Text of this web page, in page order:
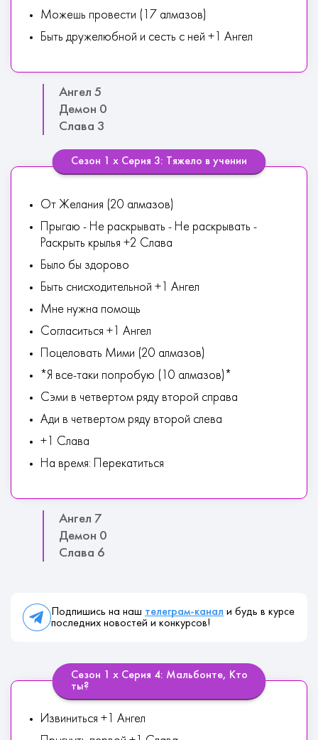
Можешь провести (17 алмазов)
Быть дружелюбной и сесть с ней +1 Ангел
Ангел 5
Демон 0
Слава 3
Сезон 1 х Серия 3: Тяжело в учении
От Желания (20 алмазов)
Прыгаю - Не раскрывать - Не раскрывать -
Раскрыть крылья +2 Слава
Было бы здорово
Быть снисходительной +1 Ангел
Мне нужна помощь
Согласиться +1 Ангел
Поцеловать Мими (20 алмазов)
*Я все-таки попробую (10 алмазов)*
Сэми в четвертом ряду второй справа
Ади в четвертом ряду второй слева
+1 Слава
На время: Перекатиться
Ангел 7
Демон 0
Слава 6
Подпишись на наш телеграм-канал и будь в курсе
последних новостей и конкурсов!
Сезон 1 х Серия 4: Мальбонте, Кто
ты?
Извиниться +1 Ангел